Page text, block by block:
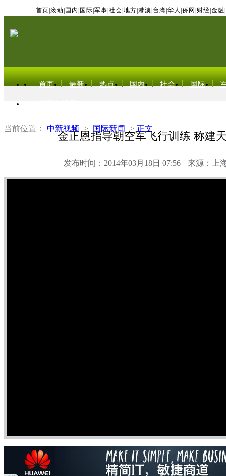
首页 滚动 国内 国际 军事 社会 地方 港澳 台湾 华人 侨网 财经 金融
首页 最新 热点 国内 社会 国际
当前位置： 中新视频 > 国际新闻 > 正文
金正恩指导朝空军飞行训练 称建
发布时间：2014年03月18日 07:56 来源：上